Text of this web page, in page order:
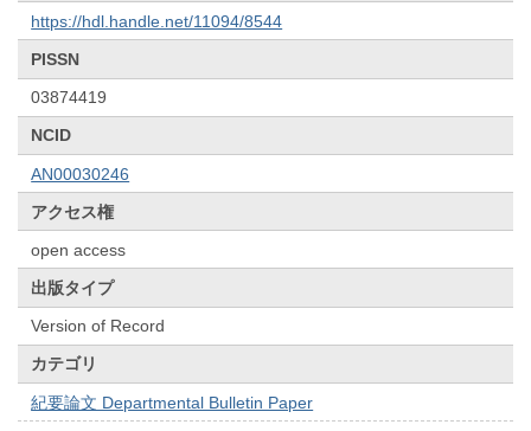
https://hdl.handle.net/11094/8544
PISSN
03874419
NCID
AN00030246
アクセス権
open access
出版タイプ
Version of Record
カテゴリ
紀要論文 Departmental Bulletin Paper